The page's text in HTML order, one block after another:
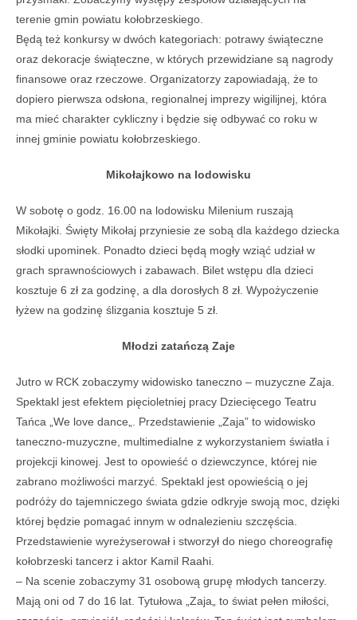
terenie gmin powiatu kołobrzeskiego.
Będą też konkursy w dwóch kategoriach: potrawy świąteczne
oraz dekoracje świąteczne, w których przewidziane są nagrody
finansowe oraz rzeczowe. Organizatorzy zapowiadają, że to
dopiero pierwsza odsłona, regionalnej imprezy wigilijnej, która
ma mieć charakter cykliczny i będzie się odbywać co roku w
innej gminie powiatu kołobrzeskiego.
Mikołajkowo na lodowisku
W sobotę o godz. 16.00 na lodowisku Milenium ruszają
Mikołajki. Święty Mikołaj przyniesie ze sobą dla każdego dziecka
słodki upominek. Ponadto dzieci będą mogły wziąć udział w
grach sprawnościowych i zabawach. Bilet wstępu dla dzieci
kosztuje 6 zł za godzinę, a dla dorosłych 8 zł. Wypożyczenie
łyżew na godzinę ślizgania kosztuje 5 zł.
Młodzi zatańczą Zaje
Jutro w RCK zobaczymy widowisko taneczno – muzyczne Zaja.
Spektakl jest efektem pięcioletniej pracy Dziecięcego Teatru
Tańca „We love dance Przedstawienie „Zaja” to widowisko
taneczno-muzyczne, multimedialne z wykorzystaniem światła i
projekcji kinowej. Jest to opowieść o dziewczynce, której nie
zabrano możliwości marzyć. Spektakl jest opowieścią o jej
podróży do tajemniczego świata gdzie odkryje swoją moc, dzięki
której będzie pomagać innym w odnalezieniu szczęścia.
Przedstawienie wyreżyserował i stworzył do niego choreografię
kołobrzeski tancerz i aktor Kamil Raahi.
– Na scenie zobaczymy 31 osobową grupę młodych tancerzy.
Mają oni od 7 do 16 lat. Tytułowa „ Zaja to świat pełen miłości,